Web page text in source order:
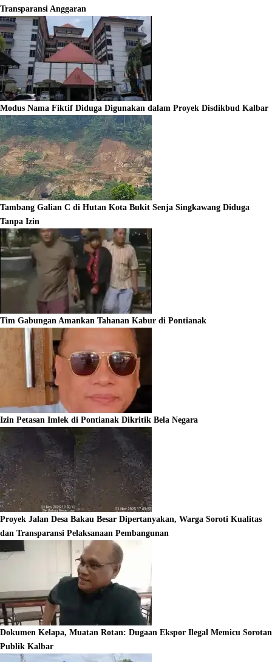
Transparansi Anggaran
Modus Nama Fiktif Diduga Digunakan dalam Proyek Disdikbud Kalbar
Tambang Galian C di Hutan Kota Bukit Senja Singkawang Diduga
Tanpa Izin
Tim Gabungan Amankan Tahanan Kabur di Pontianak
Izin Petasan Imlek di Pontianak Dikritik Bela Negara
Proyek Jalan Desa Bakau Besar Dipertanyakan, Warga Soroti Kualitas
dan Transparansi Pelaksanaan Pembangunan
Dokumen Kelapa, Muatan Rotan: Dugaan Ekspor Ilegal Memicu Sorotan
Publik Kalbar